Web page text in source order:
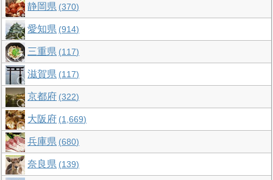
静岡県 370
愛知県 914
三重県 117
滋賀県 117
京都府 322
大阪府 1,669
兵庫県 680
奈良県 139